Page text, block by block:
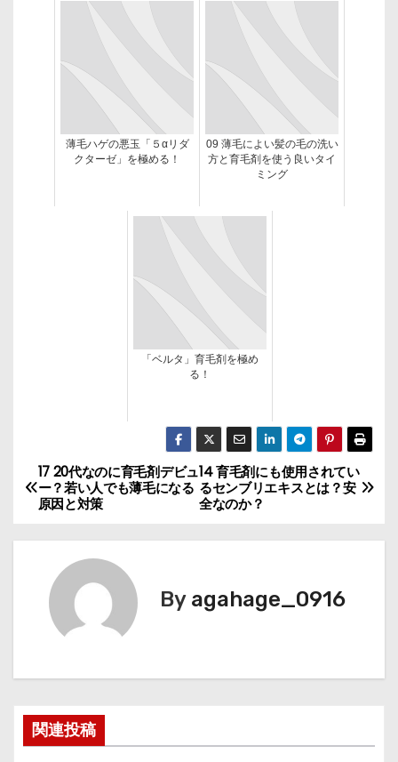
薄毛ハゲの悪玉「５αリダ
クターゼ」を極める！
09 薄毛によい髪の毛の洗い
方と育毛剤を使う良いタイ
ミング
「ベルタ」育毛剤を極め
る！
投
稿
ビ
ゲ
シ
ョ
14 育毛剤にも使用されてい
るセンブリエキスとは？安
全なのか？
17 20代なのに育毛剤デビュ
ー？若い人でも薄毛になる
原因と対策
By agahage_0916
関連投稿